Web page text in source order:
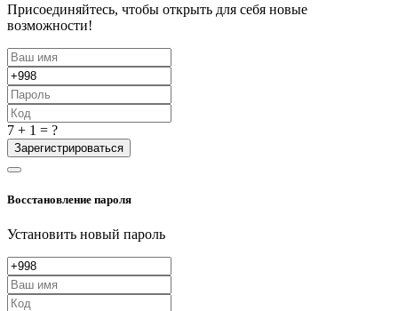
Присоединяйтесь, чтобы открыть для себя новые
возможности!
7 + 1 = ?
Зарегистрироваться
Восстановление пароля
Установить новый пароль